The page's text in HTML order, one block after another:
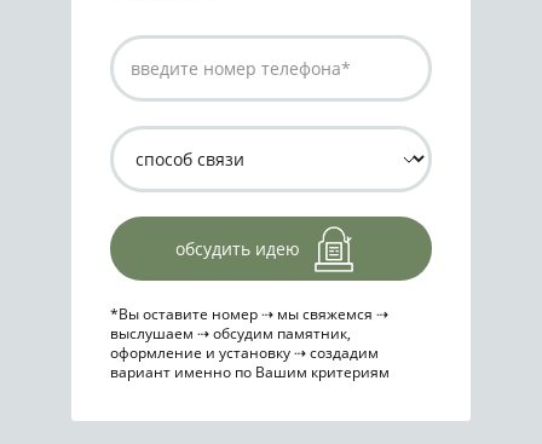
обсудить идею
*Вы оставите номер ⇢ мы свяжемся ⇢
выслушаем ⇢ обсудим памятник,
оформление и установку ⇢ создадим
вариант именно по Вашим критериям